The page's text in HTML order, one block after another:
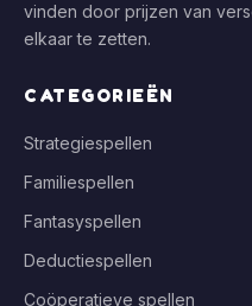
vinden door prijzen van
elkaar te zetten.
CATEGORIEËN
Strategiespellen
Familiespellen
Fantasyspellen
Deductiespellen
Coöperatieve spellen